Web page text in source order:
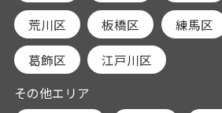
荒川区 板橋区 練馬区
葛飾区
江戸川区
その他エリア